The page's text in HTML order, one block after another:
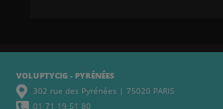
VOLUPTYCIG - PYRÉNÉES
302 rue des Pyrénées | 75020 PARIS
01 71 19 51 80